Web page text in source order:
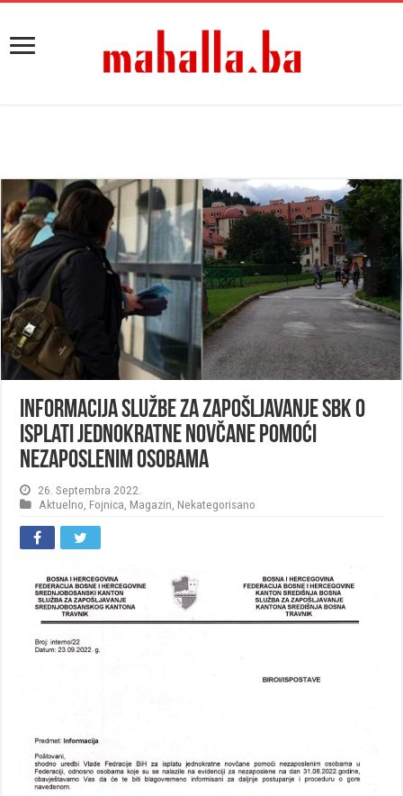
Informacija Službe za zapošljavanje SBK o
isplati jednokratne novčane pomoći
nezaposlenim osobama
26. Septembra 2022.
Aktuelno Fojnica Magazin Nekategorisano